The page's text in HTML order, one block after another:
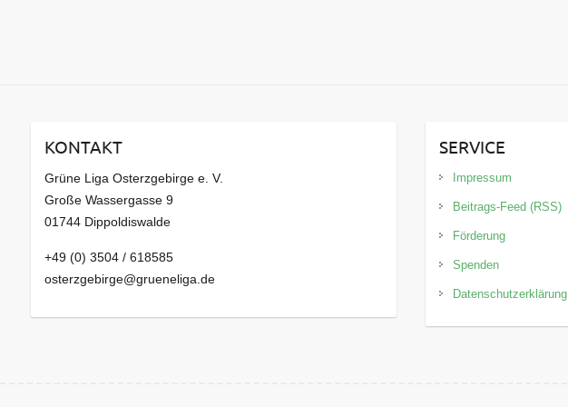
KONTAKT
Grüne Liga Osterzgebirge e. V.
Große Wassergasse 9
01744 Dippoldiswalde
+49 (0) 3504 / 618585
osterzgebirge@grueneliga.de
SERVICE
Impressum
Beitrags-Feed (RSS)
Förderung
Spenden
Datenschutzerklärung